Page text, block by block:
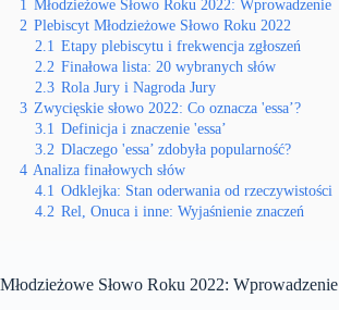
1 Młodzieżowe Słowo Roku 2022: Wprowadzenie
2 Plebiscyt Młodzieżowe Słowo Roku 2022
2.1 Etapy plebiscytu i frekwencja zgłoszeń
2.2 Finałowa lista: 20 wybranych słów
2.3 Rola Jury i Nagroda Jury
3 Zwycięskie słowo 2022: Co oznacza 'essa’?
3.1 Definicja i znaczenie 'essa’
3.2 Dlaczego 'essa’ zdobyła popularność?
4 Analiza finałowych słów
4.1 Odklejka: Stan oderwania od rzeczywistości
4.2 Rel, Onuca i inne: Wyjaśnienie znaczeń
Młodzieżowe Słowo Roku 2022: Wprowadzenie